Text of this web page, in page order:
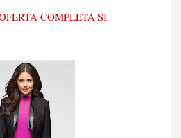
COMPLETA SI